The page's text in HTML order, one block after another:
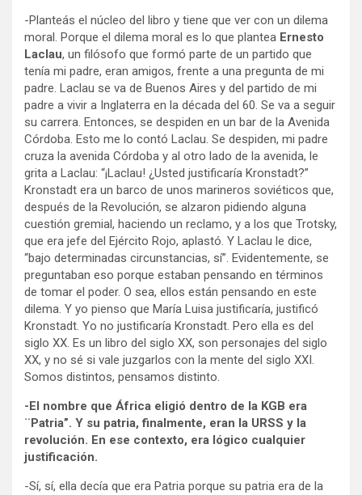
-Planteás el núcleo del libro y tiene que ver con un dilema
moral. Porque el dilema moral es lo que plantea Ernesto
Laclau, un filósofo que formó parte de un partido que
tenía mi padre, eran amigos, frente a una pregunta de mi
padre. Laclau se va de Buenos Aires y del partido de mi
padre a vivir a Inglaterra en la década del 60. Se va a seguir
su carrera. Entonces, se despiden en un bar de la Avenida
Córdoba. Esto me lo contó Laclau. Se despiden, mi padre
cruza la avenida Córdoba y al otro lado de la avenida, le
grita a Laclau: “¡Laclau! ¿Usted justificaría Kronstadt?”
Kronstadt era un barco de unos marineros soviéticos que,
después de la Revolución, se alzaron pidiendo alguna
cuestión gremial, haciendo un reclamo, y a los que Trotsky,
que era jefe del Ejército Rojo, aplastó. Y Laclau le dice,
“bajo determinadas circunstancias, sí”. Evidentemente, se
preguntaban eso porque estaban pensando en términos
de tomar el poder. O sea, ellos están pensando en este
dilema. Y yo pienso que María Luisa justificaría, justificó
Kronstadt. Yo no justificaría Kronstadt. Pero ella es del
siglo XX. Es un libro del siglo XX, son personajes del siglo
XX, y no sé si vale juzgarlos con la mente del siglo XXI.
Somos distintos, pensamos distinto.
-El nombre que África eligió dentro de la KGB era
¨Patria”. Y su patria, finalmente, eran la URSS y la
revolución. En ese contexto, era lógico cualquier
justificación.
-Sí, sí, ella decía que era Patria porque su patria era de la